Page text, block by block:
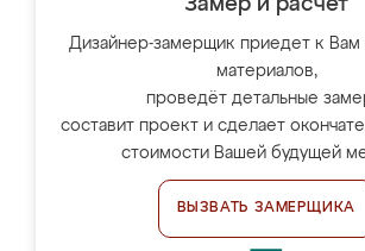
Замер и расчет
Дизайнер-замерщик приедет к Вам
материалов,
проведёт детальные
составит проект и сделает
стоимости Вашей будущей
ВЫЗВАТЬ ЗАМЕРЩИКА